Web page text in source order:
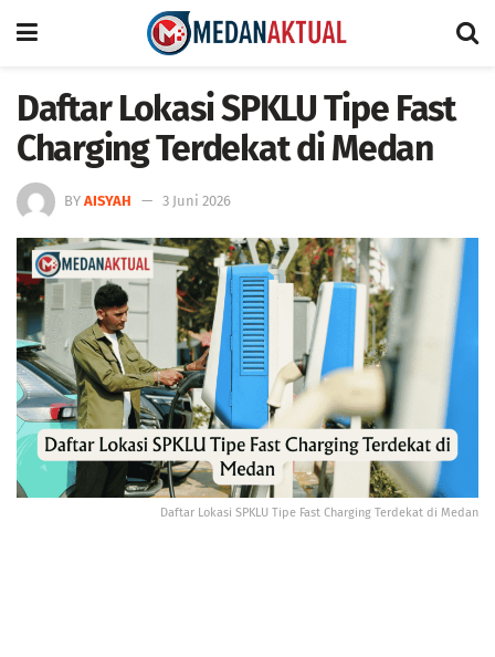
Daftar Lokasi SPKLU Tipe Fast
Charging Terdekat di Medan
BY AISYAH 3 Juni 2026
Daftar Lokasi SPKLU Tipe Fast Charging Terdekat di Medan